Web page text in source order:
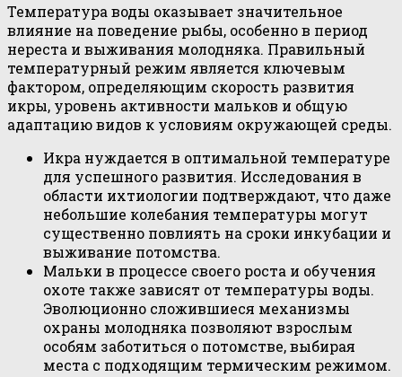
Температура воды оказывает значительное
влияние на поведение рыбы, особенно в период
нереста и выживания молодняка. Правильный
температурный режим является ключевым
фактором, определяющим скорость развития
икры, уровень активности мальков и общую
адаптацию видов к условиям окружающей среды.
Икра нуждается в оптимальной температуре
для успешного развития. Исследования в
области ихтиологии подтверждают, что даже
небольшие колебания температуры могут
существенно повлиять на сроки инкубации и
выживание потомства.
Мальки в процессе своего роста и обучения
охоте также зависят от температуры воды.
Эволюционно сложившиеся механизмы
охраны молодняка позволяют взрослым
особям заботиться о потомстве, выбирая
места с подходящим термическим режимом.